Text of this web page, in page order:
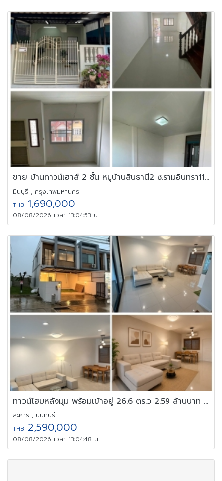
ขาย บ้านทาวน์เฮาส์ 2 ชั้น หมู่บ้านสินธานี2 ซ.รามอินทรา119 ติดถนน
มีนบุรี , กรุงเทพมหานคร
THB 1,690,000
08/08/2026 เวลา 13:04:53 น.
ทาวน์โฮมหลังมุม พร้อมเข้าอยู่ 26.6 ตร.ว 2.59 ล้านบาท 4ห้องนอน
ละหาร , นนทบุรี
THB 2,590,000
08/08/2026 เวลา 13:04:48 น.